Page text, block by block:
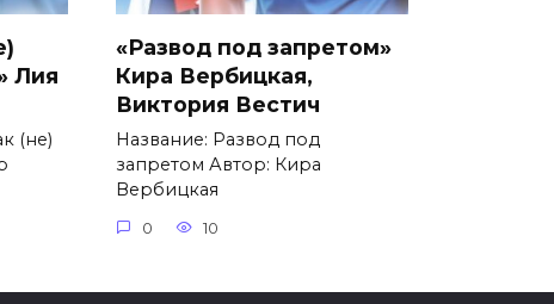
Лия
(не)
«Развод под запретом»
Кира Вербицкая,
Виктория Вестич
Название: Развод под
запретом Автор: Кира
Вербицкая
0 10